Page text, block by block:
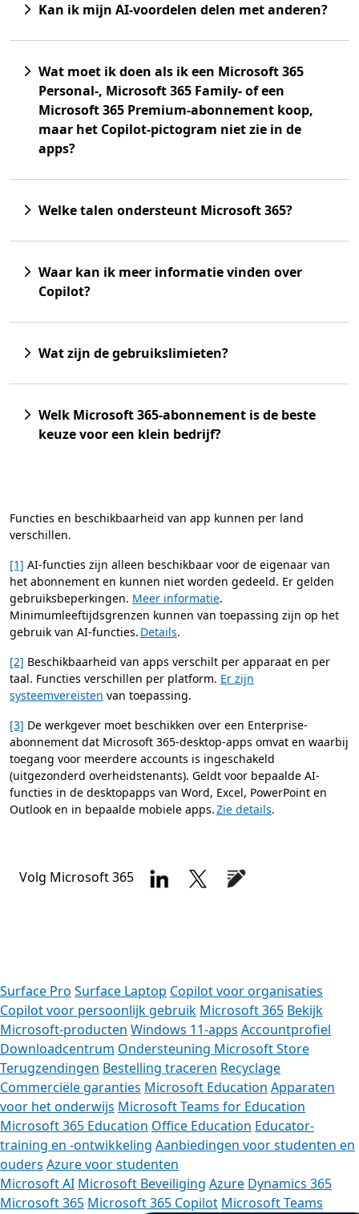
Kan ik mijn AI-voordelen delen met anderen?
Wat moet ik doen als ik een Microsoft 365
Personal-, Microsoft 365 Family- of een
Microsoft 365 Premium-abonnement koop,
maar het Copilot-pictogram niet zie in de
apps?
Welke talen ondersteunt Microsoft 365?
Waar kan ik meer informatie vinden over
Copilot?
Wat zijn de gebruikslimieten?
Welk Microsoft 365-abonnement is de beste
keuze voor een klein bedrijf?
Functies en beschikbaarheid van app kunnen per land
verschillen.
[1] AI-functies zijn alleen beschikbaar voor de eigenaar van
het abonnement en kunnen niet worden gedeeld. Er gelden
gebruiksbeperkingen. Meer informatie.
Minimumleeftijdsgrenzen kunnen van toepassing zijn op het
gebruik van AI-functies. Details.
[2] Beschikbaarheid van apps verschilt per apparaat en per
taal. Functies verschillen per platform. Er zijn
systeemvereisten van toepassing.
[3] De werkgever moet beschikken over een Enterprise-
abonnement dat Microsoft 365-desktop-apps omvat en waarbij
toegang voor meerdere accounts is ingeschakeld
(uitgezonderd overheidstenants). Geldt voor bepaalde AI-
functies in de desktopapps van Word, Excel, PowerPoint en
Outlook en in bepaalde mobiele apps.Zie details.
Volg Microsoft 365
Surface Pro Surface Laptop Copilot voor organisaties
Copilot voor persoonlijk gebruik Microsoft 365 Bekijk
Microsoft-producten Windows 11-apps Accountprofiel
Downloadcentrum Ondersteuning Microsoft Store
Terugzendingen Bestelling traceren Recyclage
Commerciële garanties Microsoft Education Apparaten
voor het onderwijs Microsoft Teams for Education
Microsoft 365 Education Office Education Educator-
training en -ontwikkeling Aanbiedingen voor studenten en
ouders Azure voor studenten
Microsoft AI Microsoft Beveiliging Azure Dynamics 365
Microsoft 365 Microsoft 365 Copilot Microsoft Teams